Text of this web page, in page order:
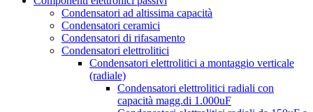
Condensatori ad altissima capacità
Condensatori ceramici
Condensatori di rifasamento
Condensatori elettrolitici
Condensatori elettrolitici a montaggio verticale
(radiale)
Condensatori elettrolitici radiali con
capacità magg.di 1.000uF